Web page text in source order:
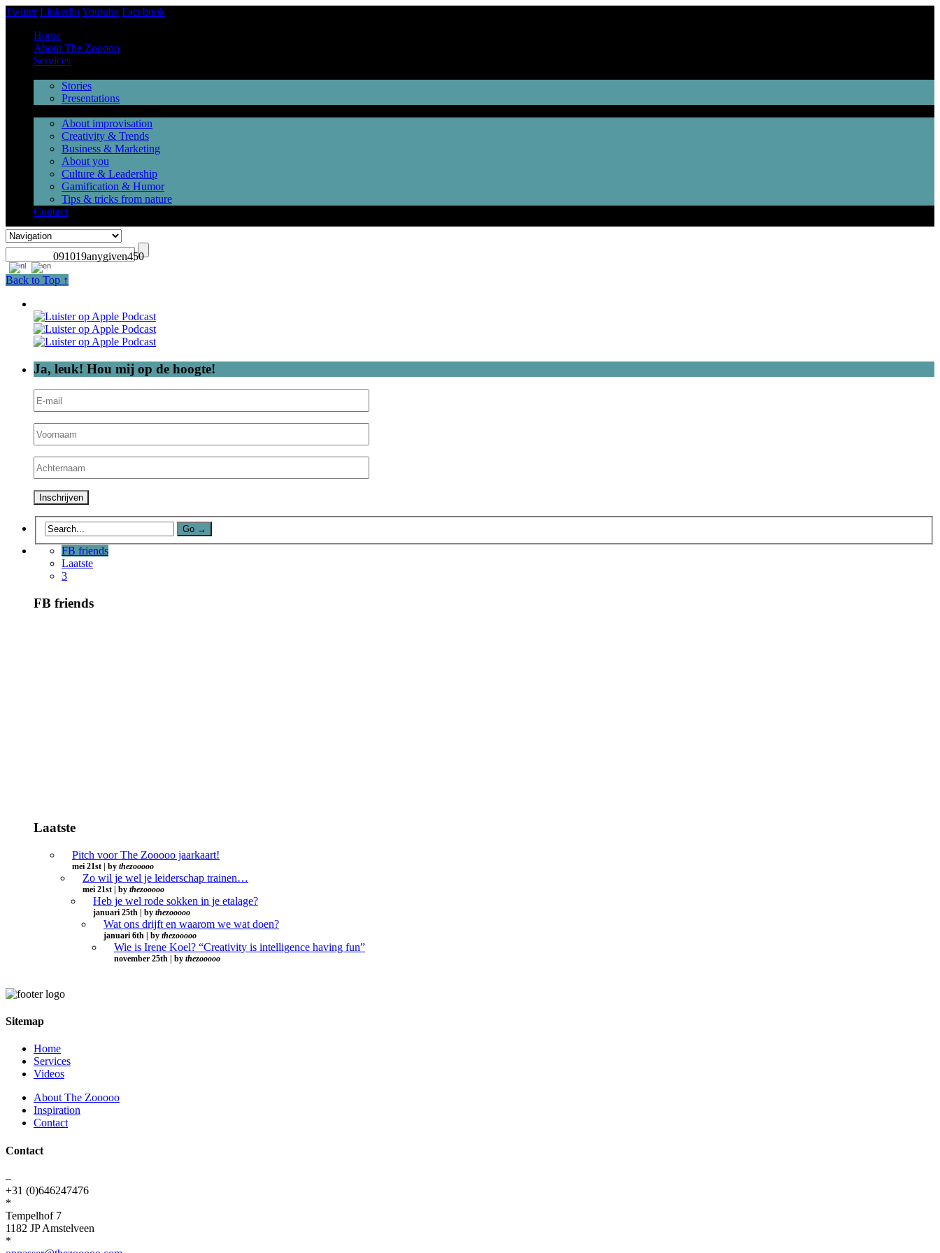
Twitter Linkedin Youtube Facebook
Home
About The Zooooo
Services
Stories
Presentations
About improvisation
Creativity & Trends
Business & Marketing
About you
Culture & Leadership
Gamification & Humor
Tips & tricks from nature
Contact
091019anygiven450
Back to Top ↑
Ja, leuk! Hou mij op de hoogte!
FB friends
Laatste
3
FB friends
Laatste
Pitch voor The Zooooo jaarkaart!
mei 21st | by thezooooo
Zo wil je wel je leiderschap trainen…
mei 21st | by thezooooo
Heb je wel rode sokken in je etalage?
januari 25th | by thezooooo
Wat ons drijft en waarom we wat doen?
januari 6th | by thezooooo
Wie is Irene Koel? “Creativity is intelligence having fun”
november 25th | by thezooooo
Sitemap
Home
Services
Videos
About The Zooooo
Inspiration
Contact
Contact
–
+31 (0)646247476
*
Tempelhof 7
1182 JP Amstelveen
*